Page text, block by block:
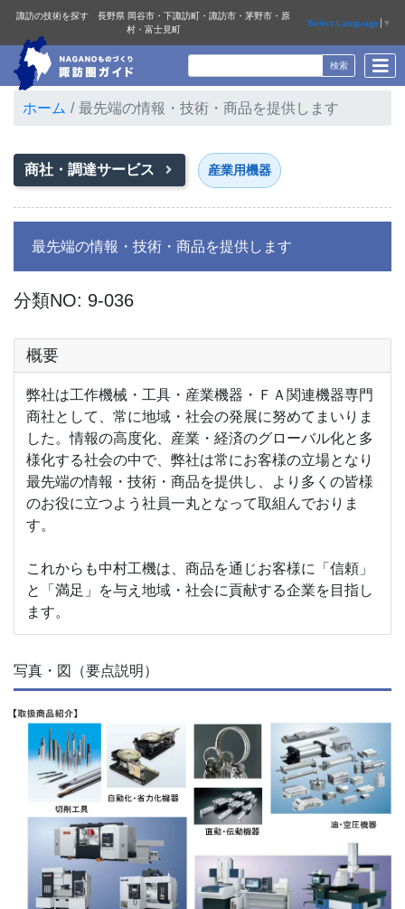
諏訪の技術を探す 長野県 岡谷市・下諏訪町・諏訪市・茅野市・原
村・富士見町
Select Language ▼
ホーム 最先端の情報・技術・商品を提供します
商社・調達サービス 産業用機器
最先端の情報・技術・商品を提供します
分類NO: 9-036
概要
弊社は工作機械・工具・産業機器・ＦＡ関連機器専門
商社として、常に地域・社会の発展に努めてまいりま
した。情報の高度化、産業・経済のグローバル化と多
様化する社会の中で、弊社は常にお客様の立場となり
最先端の情報・技術・商品を提供し、より多くの皆様
のお役に立つよう社員一丸となって取組んでおりま
す。
これからも中村工機は、商品を通じお客様に「信頼」
と「満足」を与え地域・社会に貢献する企業を目指し
ます。
写真・図（要点説明）